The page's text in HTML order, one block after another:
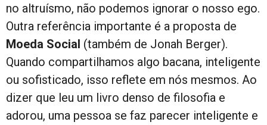
no altruísmo, não podemos ignorar o nosso ego.
Outra referência importante é a proposta de
Moeda Social (também de Jonah Berger).
Quando compartilhamos algo bacana, inteligente
ou sofisticado, isso reflete em nós mesmos. Ao
dizer que leu um livro denso de filosofia e
adorou, uma pessoa se faz parecer inteligente e